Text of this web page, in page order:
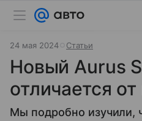
24 мая 2024 Статьи
Новый Aurus
отличается
Мы подробно изучили,